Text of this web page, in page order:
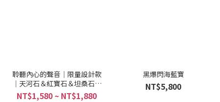
聆聽內心的聲音｜限量設計款
｜天河石＆紅寶石＆坦桑石＆
藍兔毛
NT$1,580 ~ NT$1,880
黑爆閃海藍寶
NT$5,800